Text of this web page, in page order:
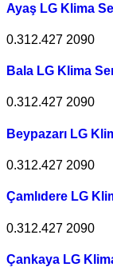
Ayaş LG Klima
0.312.427 2090
Bala LG Klima
0.312.427 2090
Beypazarı LG
0.312.427 2090
Çamlıdere LG
0.312.427 2090
Çankaya LG